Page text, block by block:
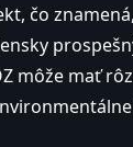
čo
môže mať